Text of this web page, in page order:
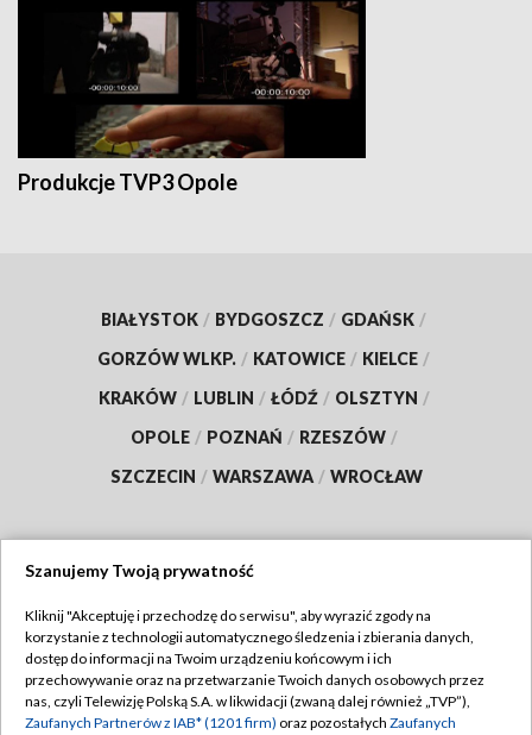
Produkcje TVP3 Opole
BIAŁYSTOK / BYDGOSZCZ / GDAŃSK /
GORZÓW WLKP. / KATOWICE / KIELCE /
KRAKÓW / LUBLIN / ŁÓDŹ / OLSZTYN /
OPOLE / POZNAŃ / RZESZÓW /
SZCZECIN / WARSZAWA / WROCŁAW
TVP
Abonament TVP
Emisja w TVP
Regulamin TVP
Polityka prywatności
Szanujemy Twoją prywatność
Kliknij "Akceptuję i przechodzę do serwisu", aby wyrazić zgody na
korzystanie z technologii automatycznego śledzenia i zbierania danych,
dostęp do informacji na Twoim urządzeniu końcowym i ich
przechowywanie oraz na przetwarzanie Twoich danych osobowych przez
nas, czyli Telewizję Polską S.A. w likwidacji (zwaną dalej również „TVP”),
Zaufanych Partnerów z IAB* (1201 firm) oraz pozostałych Zaufanych